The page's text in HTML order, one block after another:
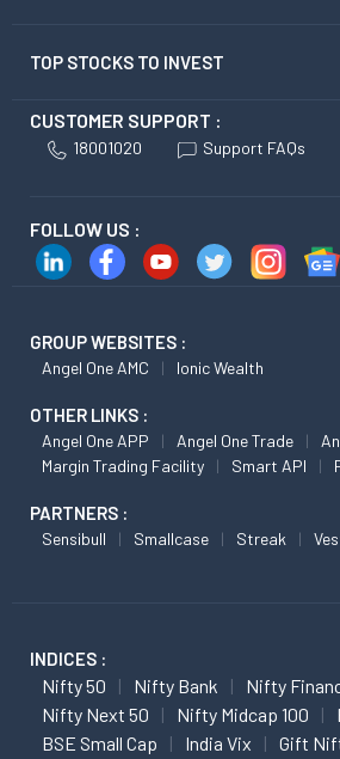
TOP STOCKS TO INVEST
CUSTOMER SUPPORT :
18001020 Support FAQs
FOLLOW US :
GROUP WEBSITES :
Angel One AMC Ionic Wealth
OTHER LINKS :
Angel One APP Angel One Trade
Margin Trading Facility
Smart API
PARTNERS :
Sensibull Smallcase Streak
INDICES :
Nifty 50 Nifty Bank
Nifty
Nifty Next 50
Nifty Midcap 100
BSE Small Cap
India Vix Gift